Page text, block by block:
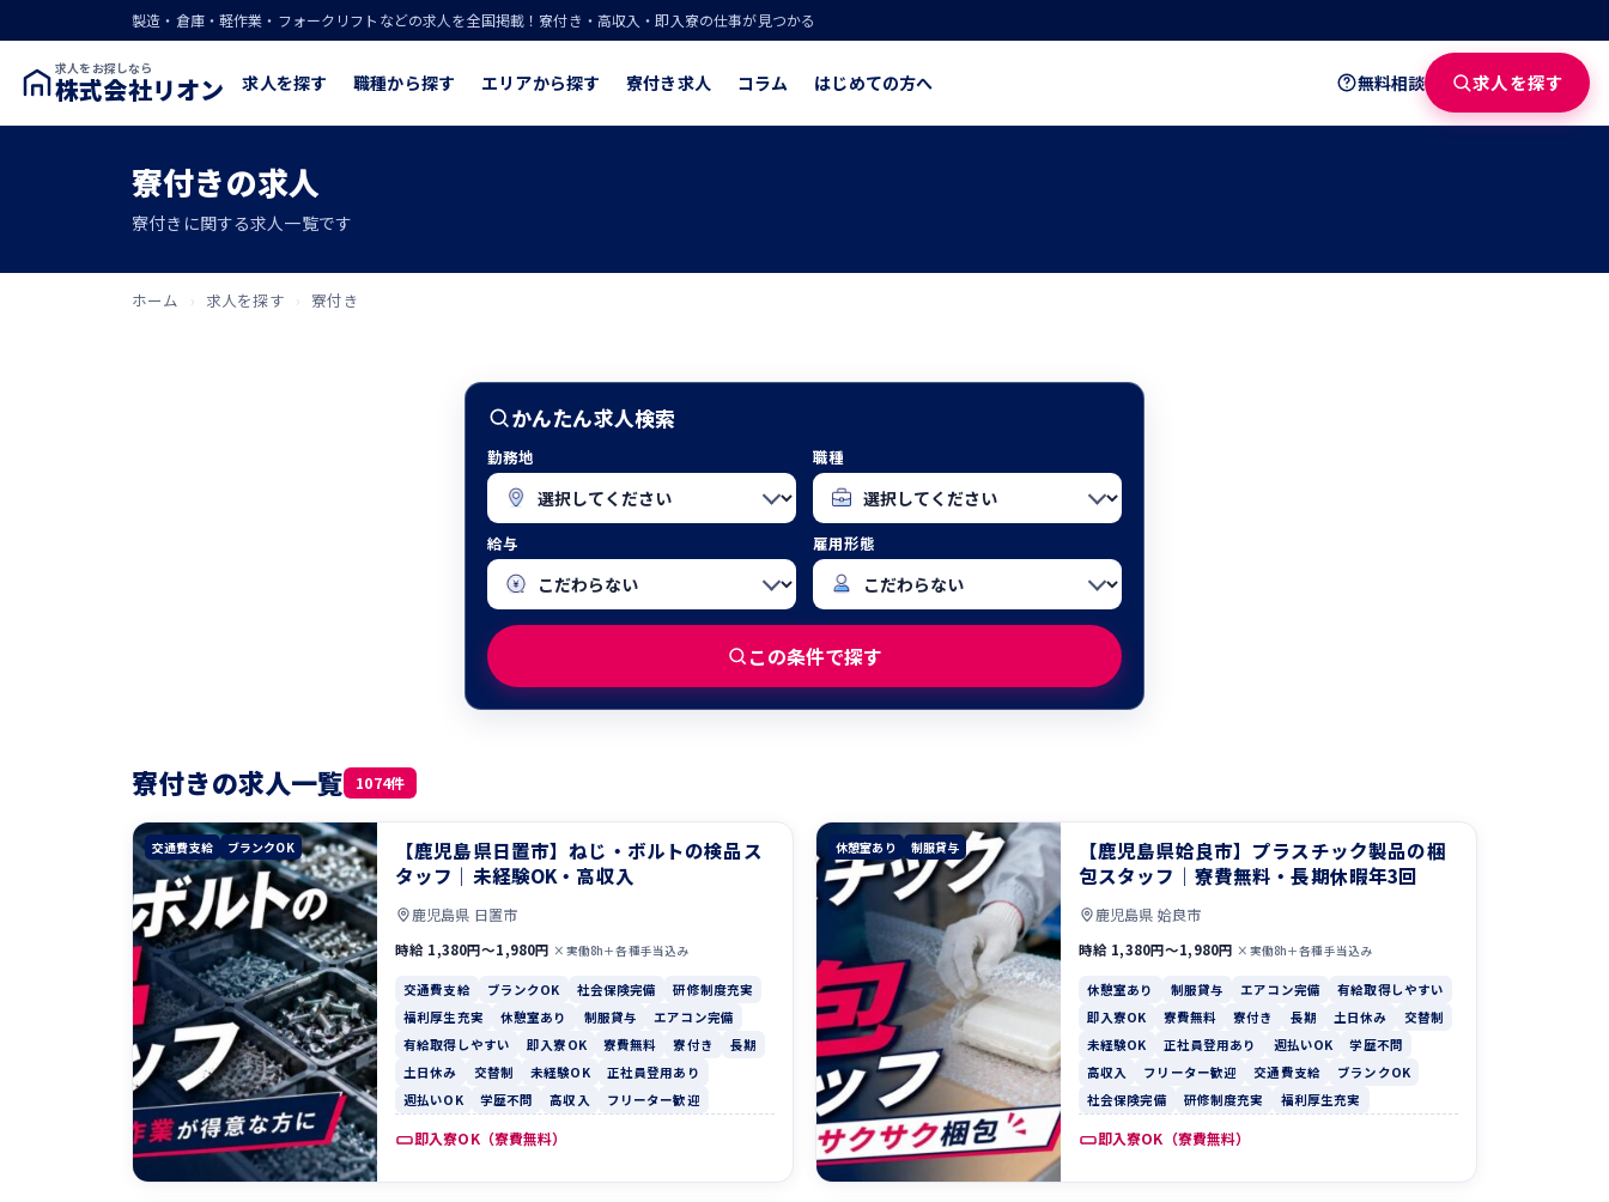
製造・倉庫・軽作業・フォークリフトなどの求人を全国掲載！寮付き・高収入・即入寮の仕事が見つかる
求人をお探しなら
株式会社リオン 求人を探す 職種から探す エリアから探す 寮付き求人 コラム はじめての方へ 無料相談 求人を探す
寮付きの求人
寮付きに関する求人一覧です
ホーム › 求人を探す › 寮付き
かんたん求人検索
勤務地 職種
給与 雇用形態
この条件で探す
寮付きの求人一覧 1074件
交通費支給 ブランクOK
【鹿児島県日置市】ねじ・ボルトの検品ス
タッフ｜未経験OK・高収入
鹿児島県 日置市
時給 1,380円〜1,980円 ×実働8h＋各種手当込み
交通費支給 ブランクOK 社会保険完備
研修制度充実
福利厚生充実
休憩室あり 制服貸与
エアコン完備
有給取得しやすい
即入寮OK 寮費無料 寮付き
長期
土日休み
交替制 未経験OK
正社員登用あり
週払いOK
学歴不問 高収入 フリーター歓迎
即入寮OK（寮費無料）
休憩室あり 制服貸与
【鹿児島県姶良市】プラスチック製品の梱
包スタッフ｜寮費無料・長期休暇年3回
鹿児島県 姶良市
時給 1,380円〜1,980円 ×実働8h＋各種手当込み
休憩室あり 制服貸与 エアコン完備
有給取得しやすい
即入寮OK
寮費無料 寮付き 長期 土日休み
交替制
未経験OK
正社員登用あり 週払いOK
学歴不問
高収入
フリーター歓迎 交通費支給
ブランクOK
社会保険完備
研修制度充実 福利厚生充実
即入寮OK（寮費無料）